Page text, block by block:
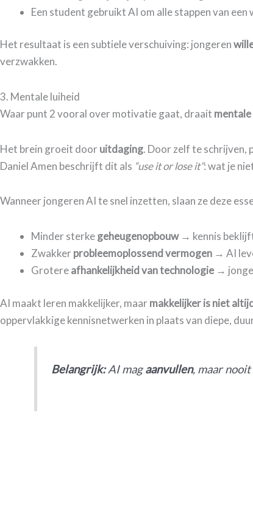
Een student gebruikt AI om alle stappen van
Het resultaat is een subtiele verschuiving: jongeren
verzwakken.
​3. Mentale luiheid
​Waar punt 2 vooral over motivatie gaat, draait
Het brein groeit door uitdaging. Door zelf te schrijven,
Daniel Amen beschrijft dit als “use it or lose it”: wat je
Wanneer jongeren AI te snel inzetten, slaan ze deze
Minder sterkegeheugenopbouw→ kennis
Zwakker probleemoplossend vermogen → AI
Grotereafhankelijkheid van technologie →
AI maakt leren makkelijker, maar makkelijker is niet
oppervlakkige kennisnetwerken in plaats van diepe,
Belangrijk:AI magaanvullen, maar nooit